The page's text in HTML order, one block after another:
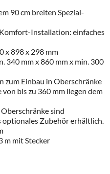
90 cm breiten Spezial-
Installation: einfaches
x 898 x 298 mm
340 mm x 860 mm x min. 300
zum Einbau in Oberschränke
bis zu 360 mm liegen dem
sind
optionales Zubehör erhältlich.
m mit Stecker